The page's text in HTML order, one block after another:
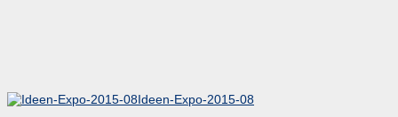
Ideen-Expo-2015-08